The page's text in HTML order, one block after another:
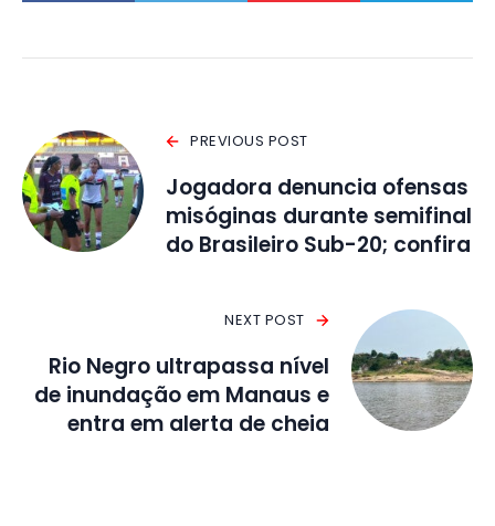
PREVIOUS POST
Jogadora denuncia ofensas
misóginas durante semifinal
do Brasileiro Sub-20; confira
NEXT POST
Rio Negro ultrapassa nível
de inundação em Manaus e
entra em alerta de cheia